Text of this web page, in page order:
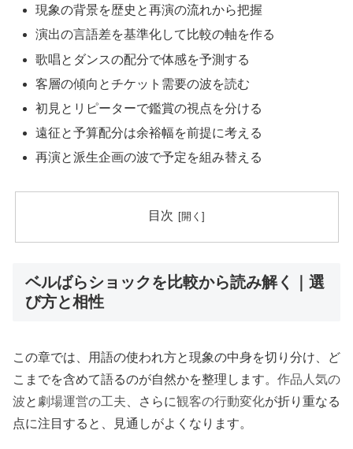
現象の背景を歴史と再演の流れから把握
演出の言語差を基準化して比較の軸を作る
歌唱とダンスの配分で体感を予測する
客層の傾向とチケット需要の波を読む
初見とリピーターで鑑賞の視点を分ける
遠征と予算配分は余裕幅を前提に考える
再演と派生企画の波で予定を組み替える
目次
ベルばらショックを比較から読み解く｜選
び方と相性
この章では、用語の使われ方と現象の中身を切り分け、ど
こまでを含めて語るのが自然かを整理します。 作品人気の
波と 劇場運営の工夫 、さらに観客の行動変化が折り重なる
点に注目すると、見通しがよくなります。